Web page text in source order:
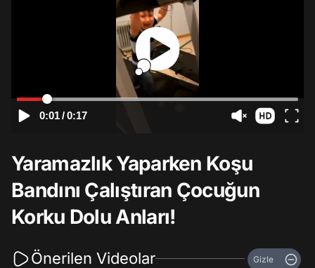
0:01/0:17
Yaramazlık Yaparken Koşu
Bandını Çalıştıran Çocuğun
Korku Dolu Anları!
Önerilen Videolar Gizle